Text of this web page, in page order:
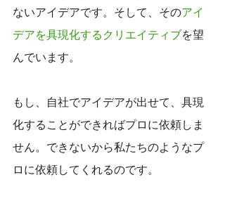
ないアイデアです。そして、そのアイ
デアを具現化するクリエイティブを望
んでいます。
もし、自社でアイデアが出せて、具現
化することができればプロに依頼しま
せん。できないから私たちのようなプ
ロに依頼してくれるのです。